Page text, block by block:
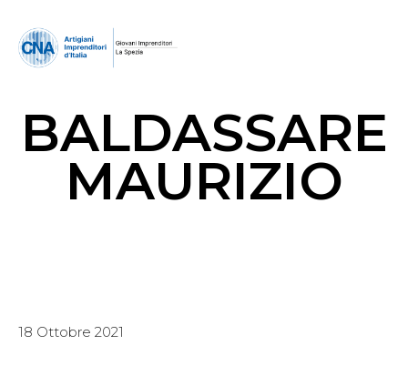
BALDASSARE
MAURIZIO
18 Ottobre 2021